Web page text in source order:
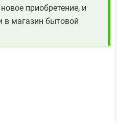
приобретение, и
в магазин бытовой